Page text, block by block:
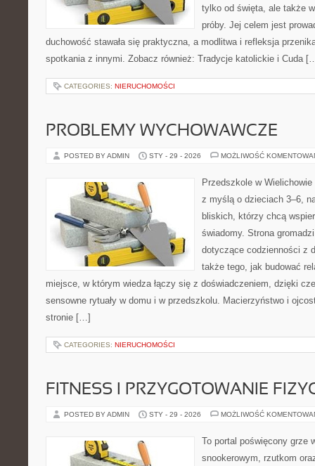
tylko od święta, ale także
próby. Jej celem jest
duchowość stawała się praktyczna, a modlitwa i refleksja
spotkania z innymi. Zobacz również: Tradycje katolickie i Cuda
CATEGORIES: NIERUCHOMOŚCI
PROBLEMY WYCHOWAWCZE
POSTED BY ADMIN STY - 29 - 2026 MOŻLIWOŚĆ
Przedszkole w
z myślą o dzieciach 3–6,
bliskich, którzy chcą
świadomy. Strona
dotyczące codzienności z
także tego, jak budować
miejsce, w którym wiedza łączy się z doświadczeniem, dzięki
sensowne rytuały w domu i w przedszkolu. Macierzyństwo i
stronie […]
CATEGORIES: NIERUCHOMOŚCI
FITNESS I PRZYGOTOWANIE
POSTED BY ADMIN STY - 29 - 2026 MOŻLIWOŚĆ
To portal poświęcony grze
snookerowym, rzutkom